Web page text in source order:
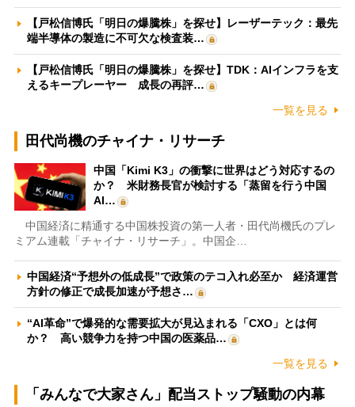
【戸松信博氏「明日の爆騰株」を探せ】レーザーテック：最先
端半導体の製造に不可欠な検査装…
【戸松信博氏「明日の爆騰株」を探せ】TDK：AIインフラを支
えるキープレーヤー 成長の再評…
一覧を見る
田代尚機のチャイナ・リサーチ
中国「Kimi K3」の衝撃に世界はどう対応するの
か？ 米財務長官が検討する「蒸留を行う中国
AI…
中国経済に精通する中国株投資の第一人者・田代尚機氏のプレ
ミアム連載「チャイナ・リサーチ」。中国企…
中国経済“予想外の低成長”で政策のテコ入れ必至か 経済運営
方針の修正で成長加速が予想さ…
“AI革命”で爆発的な需要拡大が見込まれる「CXO」とは何
か？ 高い競争力を持つ中国の医薬品…
一覧を見る
「みんなで大家さん」配当ストップ騒動の内幕